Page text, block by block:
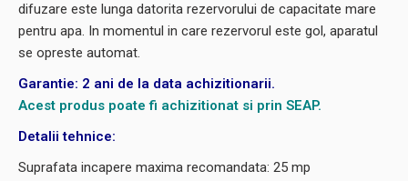
difuzare este lunga datorita rezervorului de capacitate mare
pentru apa. In momentul in care rezervorul este gol, aparatul
se opreste automat.
Garantie: 2 ani de la data achizitionarii.
Acest produs poate fi achizitionat si prin SEAP.
Detalii tehnice:
Suprafata incapere maxima recomandata: 25 mp